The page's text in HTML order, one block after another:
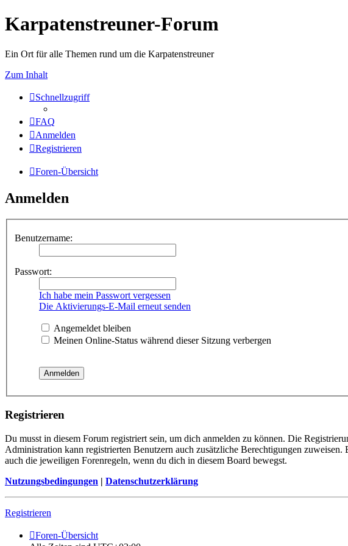
Karpatenstreuner-Forum
Ein Ort für alle Themen rund um die Karpatenstreuner
Zum Inhalt
Schnellzugriff
FAQ
Anmelden
Registrieren
Foren-Übersicht
Anmelden
Benutzername:
Passwort:
Ich habe mein Passwort vergessen
Die Aktivierungs-E-Mail erneut senden
Angemeldet bleiben
Meinen Online-Status während dieser Sitzung verbergen
Registrieren
Du musst in diesem Forum registriert sein, um dich anmelden zu können. Die
Administration kann registrierten Benutzern auch zusätzliche Berechtigungen
auch die jeweiligen Forenregeln, wenn du dich in diesem Board bewegst.
Nutzungsbedingungen | Datenschutzerklärung
Registrieren
Foren-Übersicht